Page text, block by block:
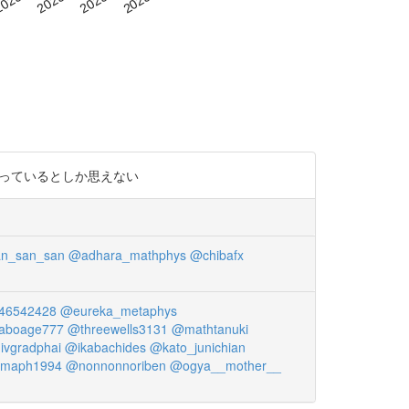
ているとしか思えない
@adhara_mathphys @chibafx
@eureka_metaphys
@threewells3131 @mathtanuki
@ikabachides @kato_junichian
@nonnonnoriben @ogya__mother__